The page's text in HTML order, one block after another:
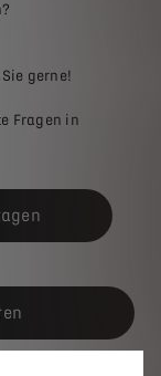
gerne!
Fragen in